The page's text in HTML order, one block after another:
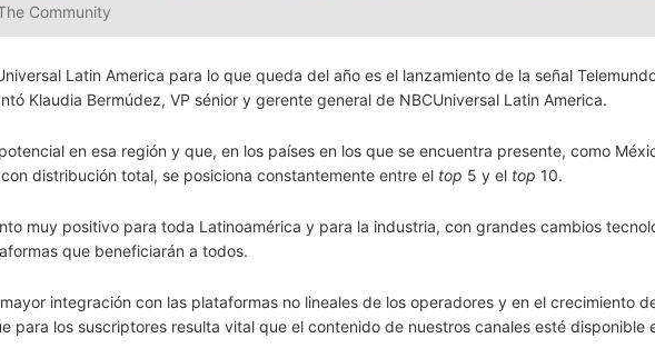
Community
Latin America para lo que queda del año es el lanzamiento de la señal
Klaudia Bermúdez, VP sénior y gerente general de NBCUniversal Latin America.
en esa región y que, en los países en los que se encuentra presente, como
distribución total, se posiciona constantemente entre el top 5 y el top 10.
muy positivo para toda Latinoamérica y para la industria, con grandes cambios
que beneficiarán a todos.
integración con las plataformas no lineales de los operadores y en el crecimiento
para los suscriptores resulta vital que el contenido de nuestros canales esté disponible